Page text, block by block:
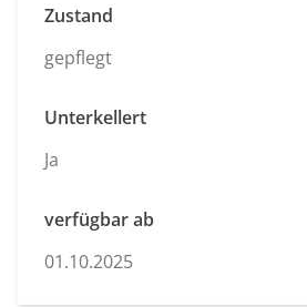
Zustand
gepflegt
Unterkellert
Ja
verfügbar ab
01.10.2025